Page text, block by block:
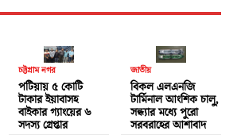
চট্টগ্রাম নগর
পটিয়ায় ৫ কোটি
টাকার ইয়াবাসহ
বাইকার গ্যাংয়ের ৬
সদস্য গ্রেপ্তার
জাতীয়
বিকল এলএনজি
টার্মিনাল আংশিক চালু,
সন্ধ্যার মধ্যে পুরো
সরবরাহের আশাবাদ